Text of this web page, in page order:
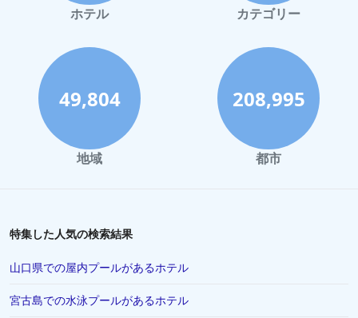
鎌倉市でのホテル
奈良市でのホテル
長野市でのホテル
大分市でのホテル
宮島でのホテル
秋田県でのホテル
宮古市でのホテル
ホテル カテゴリー
49,804
地域
208,995
都市
特集した人気の検索結果
山口県での屋内プールがあるホテル
宮古島での水泳プールがあるホテル